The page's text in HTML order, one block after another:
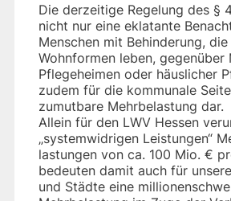
Die derzeitige Regelung des §
nicht nur eine eklatante
Menschen mit Behinderung,
Wohnformen leben, gegenüber
Pflegeheimen oder häuslicher
zudem für die kommunale
zumutbare Mehrbelastung dar.
Allein für den LWV Hessen
„systemwidrigen Leistungen“
lastungen von ca. 100 Mio. €
bedeuten damit auch für
und Städte eine